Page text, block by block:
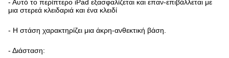
- Αυτό το περίπτερο iPad εξασφαλίζεται και επαν-επιβάλλεται με
μια στερεά κλειδαριά και ένα κλειδί
- Η στάση χαρακτηρίζει μια άκρη-ανθεκτική βάση.
- Διάσταση: